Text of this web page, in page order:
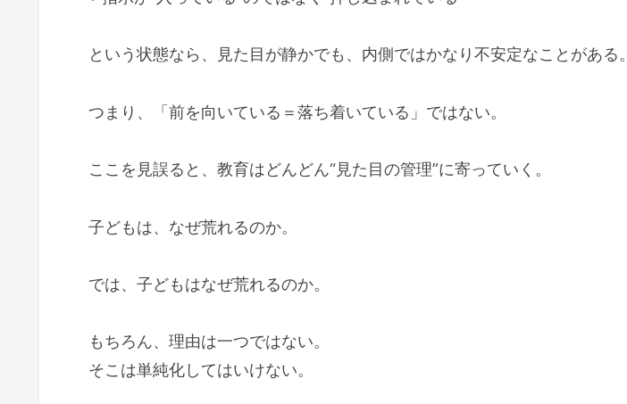
という状態なら、見た目が静かでも、内側ではかなり不安定なことがある。
つまり、「前を向いている＝落ち着いている」ではない。
ここを見誤ると、教育はどんどん“見た目の管理”に寄っていく。
子どもは、なぜ荒れるのか。
では、子どもはなぜ荒れるのか。
もちろん、理由は一つではない。
そこは単純化してはいけない。